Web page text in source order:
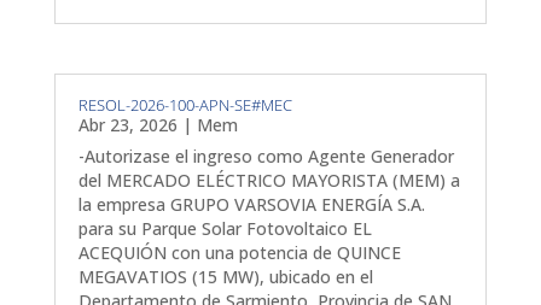
RESOL-2026-100-APN-SE#MEC
Abr 23, 2026 | Mem
-Autorizase el ingreso como Agente Generador
del MERCADO ELÉCTRICO MAYORISTA (MEM) a
la empresa GRUPO VARSOVIA ENERGÍA S.A.
para su Parque Solar Fotovoltaico EL
ACEQUIÓN con una potencia de QUINCE
MEGAVATIOS (15 MW), ubicado en el